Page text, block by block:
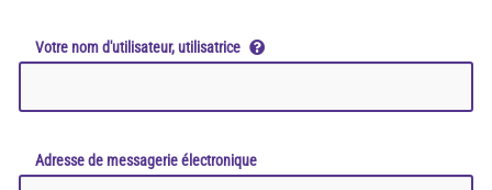
Votre nom d'utilisateur, utilisatrice
Adresse de messagerie électronique